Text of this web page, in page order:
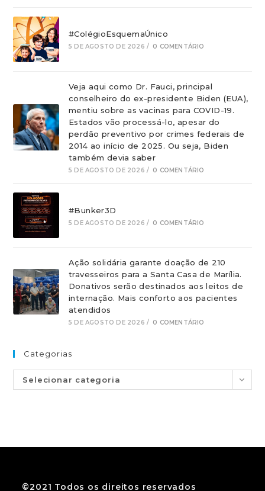
#ColégioEsquemaÚnico
5 DE AGOSTO DE 2026 / 0 COMENTÁRIO
Veja aqui como Dr. Fauci, principal
conselheiro do ex-presidente Biden (EUA),
mentiu sobre as vacinas para COVID-19.
Estados vão processá-lo, apesar do
perdão preventivo por crimes federais de
2014 ao início de 2025. Ou seja, Biden
também devia saber
5 DE AGOSTO DE 2026 / 0 COMENTÁRIO
#Bunker3D
5 DE AGOSTO DE 2026 / 0 COMENTÁRIO
Ação solidária garante doação de 210
travesseiros para a Santa Casa de Marília.
Donativos serão destinados aos leitos de
internação. Mais conforto aos pacientes
atendidos
5 DE AGOSTO DE 2026 / 0 COMENTÁRIO
Categorias
Selecionar categoria
©2021 Todos os direitos reservados